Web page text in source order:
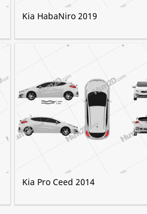
Kia HabaNiro 2019
Kia Pro Ceed 2014